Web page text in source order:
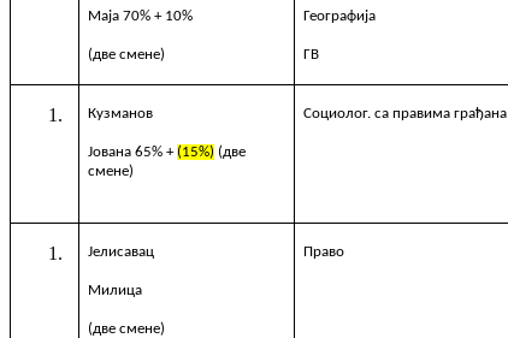
Маја70% + 10%
(две смене)
Географија
ГВ
Кузманов
Јована 65% + (15%) (две
смене)
Социолог. са правима грађана
Јелисавац
Милица
(две смене)
Право